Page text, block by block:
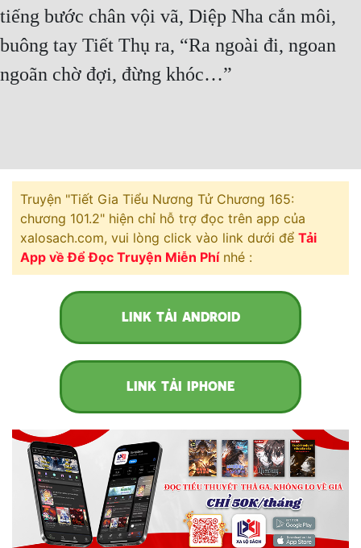
Dị Năng
Gia Đấu
Góc Nhìn Nam
Huyền Nghi
Huyền Ảo
Hài Hước
Hệ Thống
Khoa Huyễn
Khoa Huyễn Không Gian
Kiếm Hiệp
Kỳ Huyễn
tiếng bước chân vội vã, Diệp Nha cắn môi,
buông tay Tiết Thụ ra, “Ra ngoài đi, ngoan
ngoãn chờ đợi, đừng khóc…”
Truyện "Tiết Gia Tiểu Nương Tử Chương 165:
chương 101.2" hiện chỉ hỗ trợ đọc trên app của
xalosach.com, vui lòng click vào link dưới để Tải
App về Để Đọc Truyện Miễn Phínhé :
LINK TẢI ANDROID
LINK TẢI IPHONE